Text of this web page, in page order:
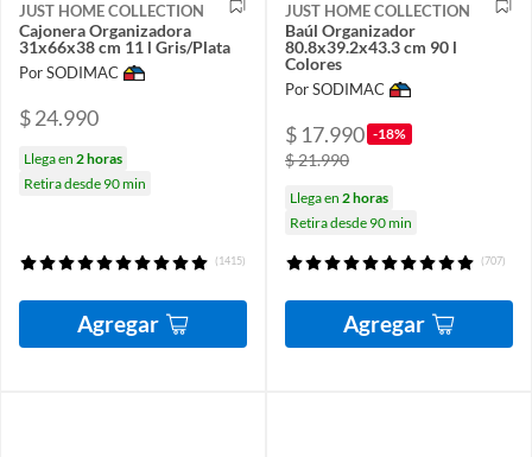
JUST HOME COLLECTION
Cajonera Organizadora
31x66x38 cm 11 l Gris/Plata
Por SODIMAC
$ 24.990
Llega en 2 horas
Retira desde 90 min
(1415)
Agregar
JUST HOME COLLECTION
Baúl Organizador
80.8x39.2x43.3 cm 90 l
Colores
Por SODIMAC
$ 17.990 -18%
$ 21.990
Llega en 2 horas
Retira desde 90 min
(707)
Agregar